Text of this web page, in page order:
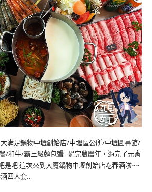
满足鍋物中壢創始店/中壢區公所/中壢圖書館/
/和牛/霸王級麵包蟹 過完農曆年，過完了元宵
是吧 這次來到大魔鍋物中壢創始店吃春酒啦~~
四人套…